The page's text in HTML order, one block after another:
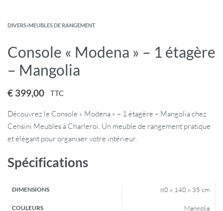
DIVERS›MEUBLES DE RANGEMENT
Console « Modena » – 1 étagère
– Mangolia
€ 399,00 TTC
Découvrez le Console « Modena » – 1 étagère – Mangolia chez
Censini Meubles à Charleroi. Un meuble de rangement pratique
et élégant pour organiser votre intérieur.
Spécifications
DIMENSIONS 80 x 140 x 35 cm
COULEURS Mangolia